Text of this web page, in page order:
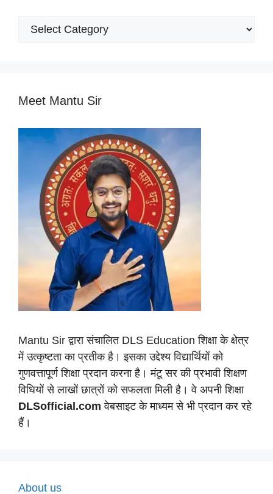
Popular
Meet Mantu Sir
Mantu Sir द्वारा संचालित DLS Education शिक्षा के क्षेत्र
में उत्कृष्टता का प्रतीक है। इसका उद्देश्य विद्यार्थियों को
गुणवत्तापूर्ण शिक्षा प्रदान करना है। मंटू सर की प्रभावी शिक्षण
विधियों से लाखों छात्रों को सफलता मिली है। वे अपनी शिक्षा
DLSofficial.com वेबसाइट के माध्यम से भी प्रदान कर रहे
हैं।
About us